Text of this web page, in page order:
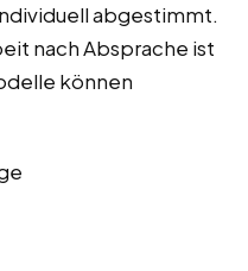
abgestimmt.
nach Absprache ist
können